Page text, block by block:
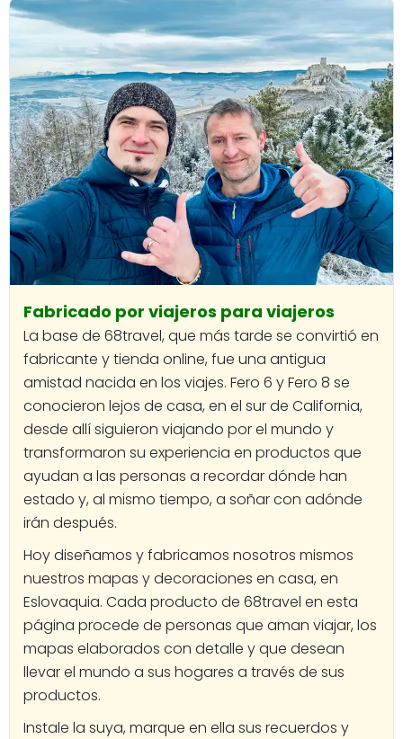
Fabricado por viajeros para viajeros
La base de 68travel, que más tarde se convirtió en
fabricante y tienda online, fue una antigua
amistad nacida en los viajes. Fero 6 y Fero 8 se
conocieron lejos de casa, en el sur de California,
desde allí siguieron viajando por el mundo y
transformaron su experiencia en productos que
ayudan a las personas a recordar dónde han
estado y, al mismo tiempo, a soñar con adónde
irán después.
Hoy diseñamos y fabricamos nosotros mismos
nuestros mapas y decoraciones en casa, en
Eslovaquia. Cada producto de 68travel en esta
página procede de personas que aman viajar, los
mapas elaborados con detalle y que desean
llevar el mundo a sus hogares a través de sus
productos.
Instale la suya, marque en ella sus recuerdos y